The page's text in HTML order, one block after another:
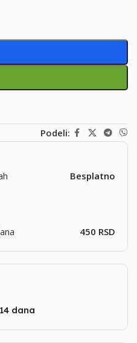
Podeli:
Besplatno
450 RSD
dana